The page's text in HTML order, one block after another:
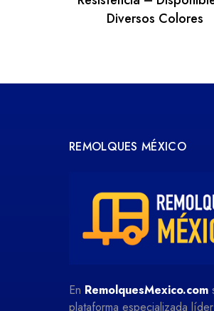
Diversos Colores
REMOLQUES MÉXICO
En RemolquesMexico.com
plataforma especializada